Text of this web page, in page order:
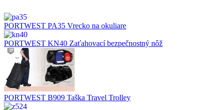
PORTWEST PA35 Vrecko na okuliare
PORTWEST KN40 Zaťahovací bezpečnostný nôž
PORTWEST B909 Taška Travel Trolley